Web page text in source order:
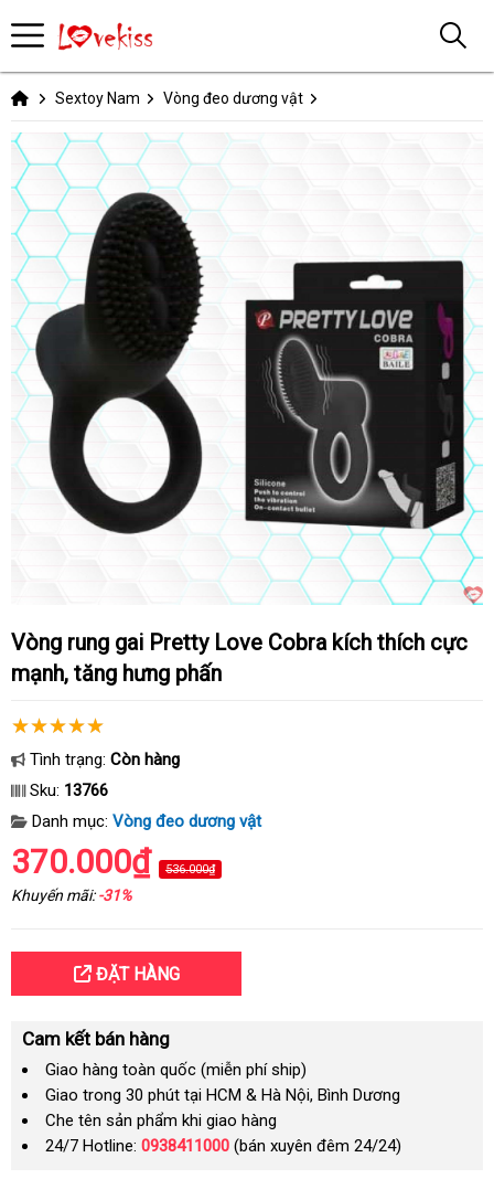
Sextoy Nam Vòng đeo dương vật
Vòng rung gai Pretty Love Cobra kích thích cực
mạnh, tăng hưng phấn
Tình trạng: Còn hàng
Sku: 13766
Danh mục: Vòng đeo dương vật
370.000₫ 536.000₫
Khuyến mãi:-31%
ĐẶT HÀNG
Cam kết bán hàng
Giao hàng toàn quốc (miễn phí ship)
Giao trong 30 phút tại HCM & Hà Nội, Bình Dương
Che tên sản phẩm khi giao hàng
24/7 Hotline: 0938411000 (bán xuyên đêm 24/24)